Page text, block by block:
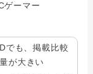
ゲーマー
でも、掲載比較
が大きい